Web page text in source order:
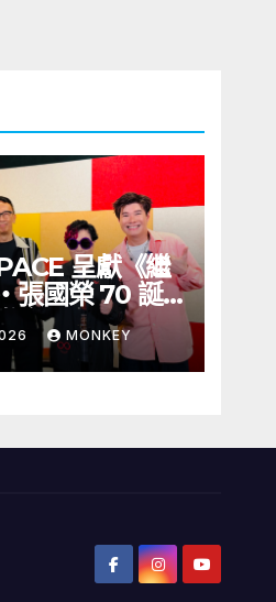
呈獻《繼
張國榮 70 誕
會》 門票 8 月
日於「健康．
訂購
MONKEY